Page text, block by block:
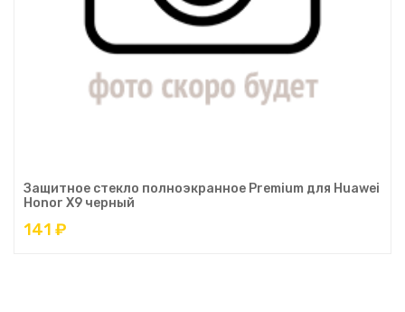
Защитное стекло полноэкранное Premium для Huawei
Honor X9 черный
141 ₽